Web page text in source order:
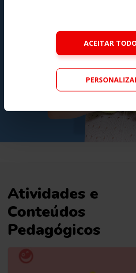
ACEITAR
Atividades e
Conteúdos
Pedagógicos